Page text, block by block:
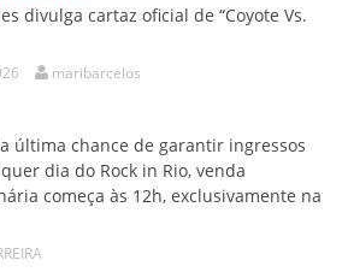
divulga cartaz oficial de “Coyote Vs.
maribarcelos
última chance de garantir ingressos
dia do Rock in Rio, venda
começa às 12h, exclusivamente na